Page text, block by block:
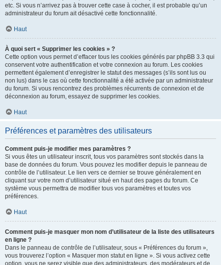
etc. Si vous n’arrivez pas à trouver cette case à cocher, il est probable qu’un
administrateur du forum ait désactivé cette fonctionnalité.
Haut
À quoi sert « Supprimer les cookies » ?
Cette option vous permet d’effacer tous les cookies générés par phpBB 3.3 qui
conservent votre authentification et votre connexion au forum. Les cookies
permettent également d’enregistrer le statut des messages (s’ils sont lus ou
non lus) dans le cas où cette fonctionnalité a été activée par un administrateur
du forum. Si vous rencontrez des problèmes récurrents de connexion et de
déconnexion au forum, essayez de supprimer les cookies.
Haut
Préférences et paramètres des utilisateurs
Comment puis-je modifier mes paramètres ?
Si vous êtes un utilisateur inscrit, tous vos paramètres sont stockés dans la
base de données du forum. Vous pouvez les modifier depuis le panneau de
contrôle de l’utilisateur. Le lien vers ce dernier se trouve généralement en
cliquant sur votre nom d’utilisateur situé en haut des pages du forum. Ce
système vous permettra de modifier tous vos paramètres et toutes vos
préférences.
Haut
Comment puis-je masquer mon nom d’utilisateur de la liste des utilisateurs
en ligne ?
Dans le panneau de contrôle de l’utilisateur, sous « Préférences du forum »,
vous trouverez l’option « Masquer mon statut en ligne ». Si vous activez cette
option, vous ne serez visible que des administrateurs, des modérateurs et de